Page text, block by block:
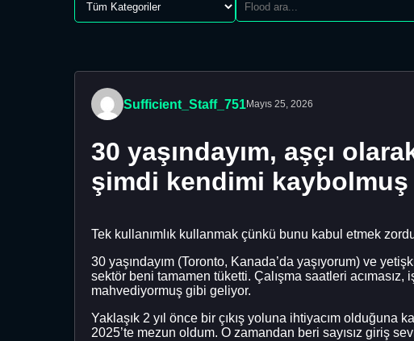
Sufficient_Staff_751Mayıs 25, 2026
30 yaşındayım, aşçı
şimdi kendimi
Tek kullanımlık kullanmak çünkü bunu kabul etmek
30 yaşındayım (Toronto, Kanada’da yaşıyorum) ve
sektör beni tamamen tüketti. Çalışma saatleri
mahvediyormuş gibi geliyor.
Yaklaşık 2 yıl önce bir çıkış yoluna ihtiyacım
2025’te mezun oldum. O zamandan beri sayısız giriş